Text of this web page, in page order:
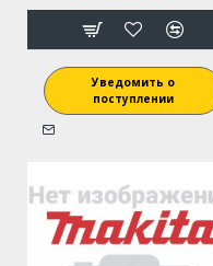
Уведомить о
поступлении